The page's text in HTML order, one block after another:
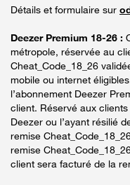
Détails et formulaire sur
Deezer Premium 18-26 :
métropole, réservée au
Cheat_Code_18_26
mobile ou internet
l’abonnement Deezer
client. Réservé aux
Deezer ou l’ayant résilié
remise
remise
client sera facturé de la